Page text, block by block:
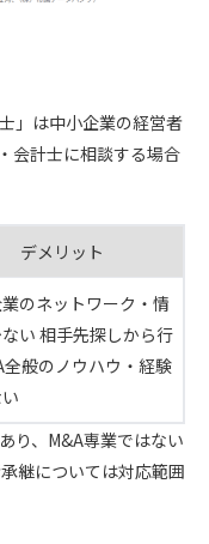
」は中小企業の経営者
会計士に相談する場合
デメリット
のネットワーク・情
い 相手先探しから行
全般のノウハウ・経験
り、M&A専業ではない
継については対応範囲